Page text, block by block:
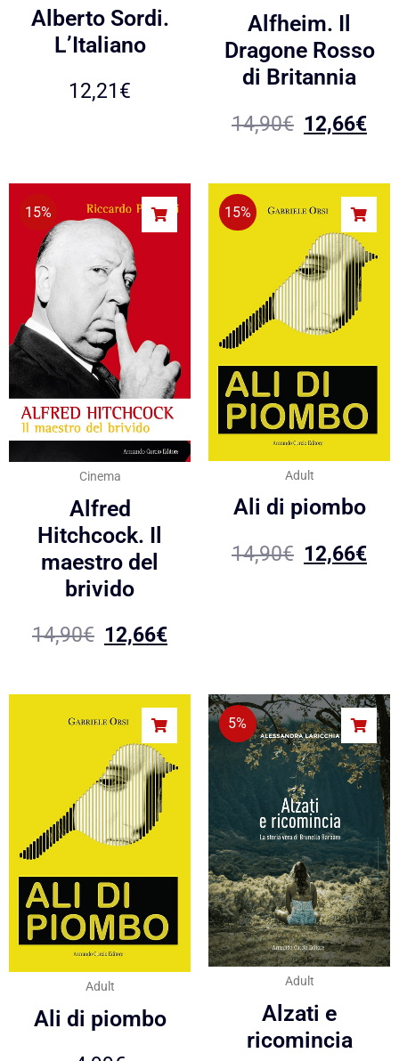
Alberto Sordi.
L’Italiano
12,21 €
Alfheim. Il
Dragone Rosso
di Britannia
14,90€ 12,66€
15%
Cinema
Alfred
Hitchcock. Il
maestro del
brivido
14,90€ 12,66€
15%
Adult
Ali di piombo
14,90€ 12,66€
Adult
Ali di piombo
5%
Adult
Alzati e
ricomincia